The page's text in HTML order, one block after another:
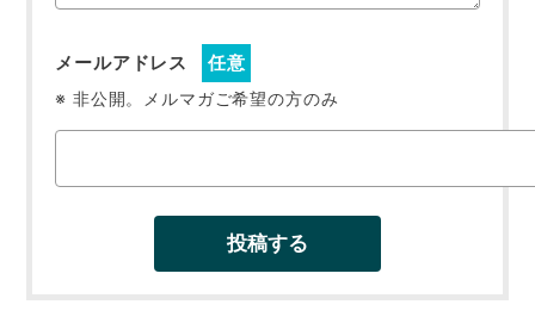
メールアドレス 任意
※ 非公開。メルマガご希望の方のみ